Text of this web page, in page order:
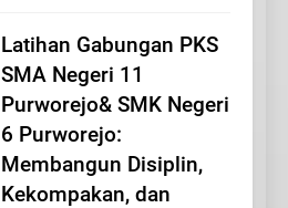
Latihan Gabungan PKS
SMA Negeri 11
Purworejo& SMK Negeri
6 Purworejo:
Membangun Disiplin,
Kekompakan, dan